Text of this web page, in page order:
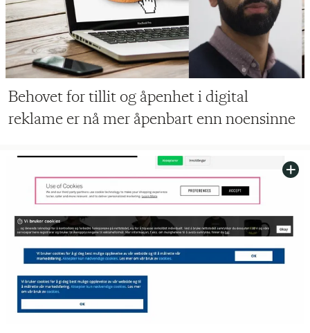
Behovet for tillit og åpenhet i digital
reklame er nå mer åpenbart enn noensinne